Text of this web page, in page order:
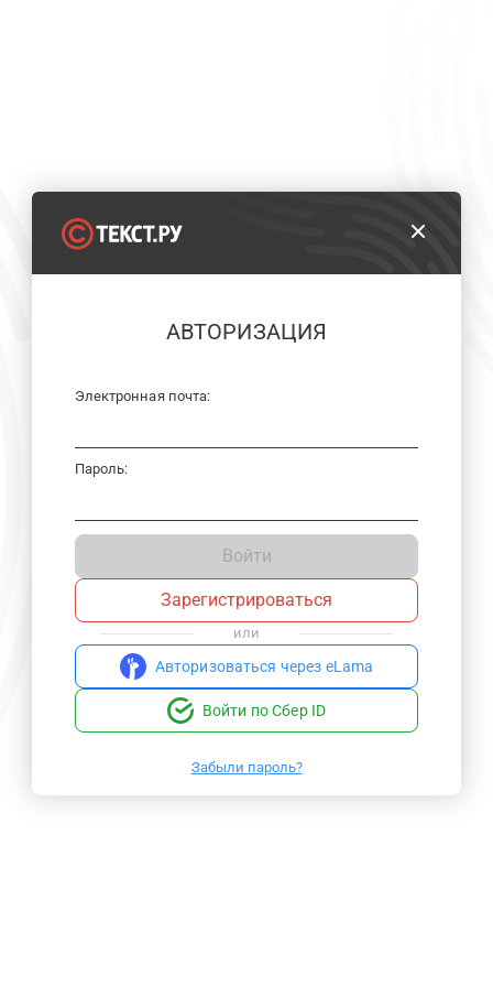
АВТОРИЗАЦИЯ
Электронная почта:
Пароль:
Войти
Зарегистрироваться
или
Авторизоваться через eLama
Войти по Сбер ID
Забыли пароль?